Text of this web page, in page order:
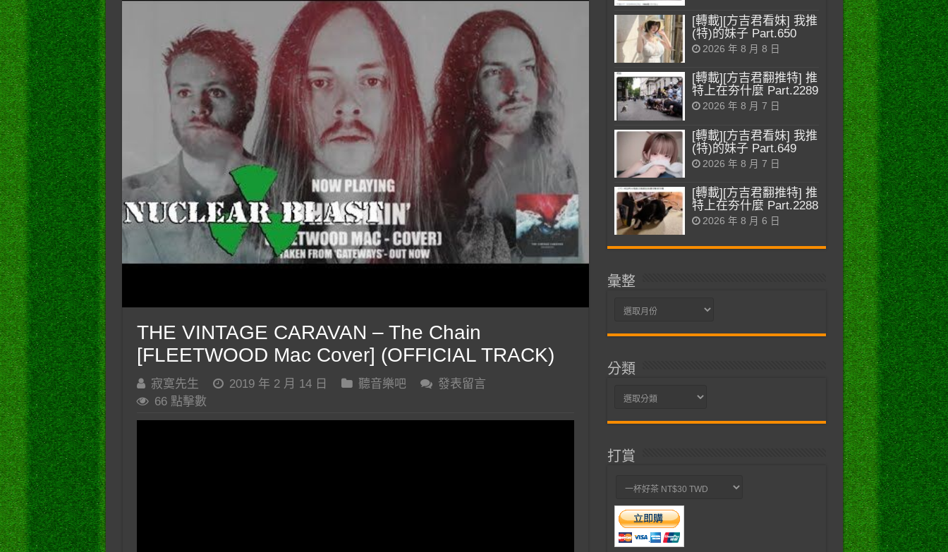
THE VINTAGE CARAVAN – The Chain
[FLEETWOOD Mac Cover] (OFFICIAL TRACK)
寂寞先生 2019 年 2 月 14 日 聽音樂吧
發表留言
66 點擊數
[轉載][方吉君看妹] 我推
(特)的妹子 Part.650
2026 年 8 月 8 日
[轉載][方吉君翻推特] 推
特上在夯什麼 Part.2289
2026 年 8 月 7 日
[轉載][方吉君看妹] 我推
(特)的妹子 Part.649
2026 年 8 月 7 日
[轉載][方吉君翻推特] 推
特上在夯什麼 Part.2288
2026 年 8 月 6 日
彙整
彙
分類
分
打賞